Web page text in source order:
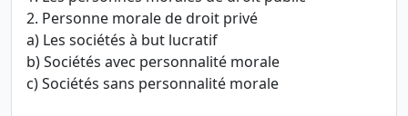
2. Personne morale de droit privé
a) Les sociétés à but lucratif
b) Sociétés avec personnalité morale
c) Sociétés sans personnalité morale